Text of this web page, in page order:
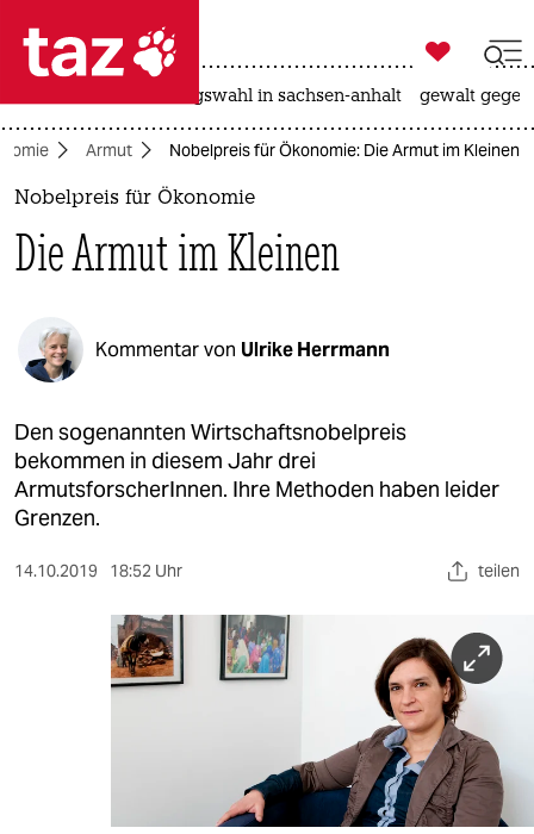
 taz zahl ich
taz zahl ich
themen
politik
öko
gesellschaft
kultur
sport
wahrheit

taz zahl ich
landtagswahl in sachsen-anhalt gewalt
Armut Nobelpreis für Ökonomie: Die Armut im Kleinen
Nobelpreis für Ökonomie
Die Armut im Kleinen
Kommentar von Ulrike Herrmann
Den sogenannten Wirtschaftsnobelpreis
bekommen in diesem Jahr drei
ArmutsforscherInnen. Ihre Methoden haben leider
Grenzen.
14.10.2019 18:52 Uhr teilen